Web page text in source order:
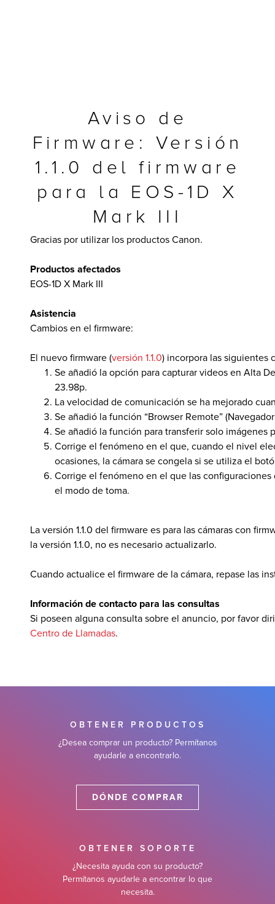
Multifuncionales
Software
Aviso de
Firmware: Versión
1.1.0 del firmware
para la EOS-1D X
Mark III
Gracias por utilizar los productos Canon.
Productos afectados
EOS-1D X Mark III
Asistencia
Cambios en el firmware:
El nuevo firmware (versión 1.1.0) incorpora las siguientes
Se añadió la opción para capturar videos en Alta
23.98p.
La velocidad de comunicación se ha mejorado
Se añadió la función “Browser Remote”
Se añadió la función para transferir solo imágenes
Corrige el fenómeno en el que, cuando el nivel
ocasiones, la cámara se congela si se utiliza el
Corrige el fenómeno en el que las
el modo de toma.
La versión 1.1.0 del firmware es para las cámaras con
la versión 1.1.0, no es necesario actualizarlo.
Cuando actualice el firmware de la cámara, repase las
Información de contacto para las consultas
Si poseen alguna consulta sobre el anuncio, por favor
Centro de Llamadas.
OBTENER PRODUCTOS
¿Desea comprar un producto? Permítanos
ayudarle a encontrarlo.
DÓNDE COMPRAR
OBTENER SOPORTE
¿Necesita ayuda con su producto?
Permítanos ayudarle a encontrar lo que
necesita.